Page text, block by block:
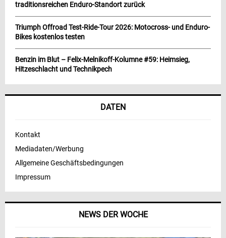
NEWS DER WOCHE
traditionsreichen Enduro-Standort zurück
Triumph Offroad Test-Ride-Tour 2026: Motocross- und Enduro-
Bikes kostenlos testen
Benzin im Blut – Felix-Melnikoff-Kolumne #59: Heimsieg,
Hitzeschlacht und Technikpech
DATEN
Kontakt
Mediadaten/Werbung
Allgemeine Geschäftsbedingungen
Impressum